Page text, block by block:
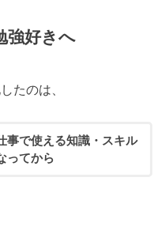
強好きへ
たのは、
事で使える知識・スキル
ってから